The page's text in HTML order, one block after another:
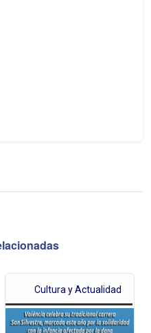
Cultura y Actualidad